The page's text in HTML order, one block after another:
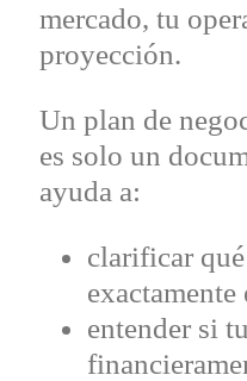
mercado, tu
proyección.
Un plan de
es solo un
ayuda a:
clarificar
entender si